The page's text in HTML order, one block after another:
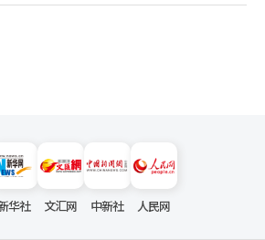
华社 文汇网 中新社 人民网